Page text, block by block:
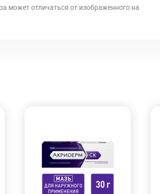
может отличаться от изображенного на